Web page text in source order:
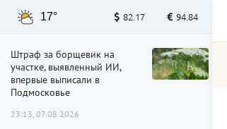
17° 82.17 94.84
Штраф за борщевик на
участке, выявленный ИИ,
впервые выписали в
Подмосковье
23:13, 07.08.2026